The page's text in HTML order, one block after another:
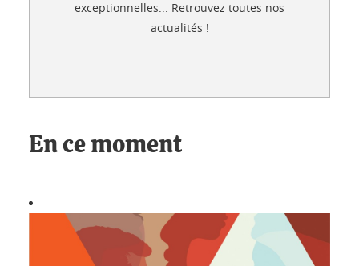
exceptionnelles... Retrouvez toutes nos
actualités !
En ce moment